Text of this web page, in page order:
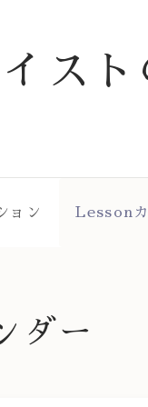
ス
ョン Lesson
ダー